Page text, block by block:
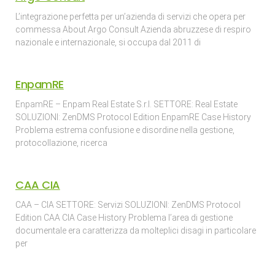
L’integrazione perfetta per un’azienda di servizi che opera per
commessa About Argo Consult Azienda abruzzese di respiro
nazionale e internazionale, si occupa dal 2011 di
EnpamRE
EnpamRE – Enpam Real Estate S.r.l. SETTORE: Real Estate
SOLUZIONI: ZenDMS Protocol Edition EnpamRE Case History
Problema estrema confusione e disordine nella gestione,
protocollazione, ricerca
CAA CIA
CAA – CIA SETTORE: Servizi SOLUZIONI: ZenDMS Protocol
Edition CAA CIA Case History Problema l’area di gestione
documentale era caratterizza da molteplici disagi in particolare
per